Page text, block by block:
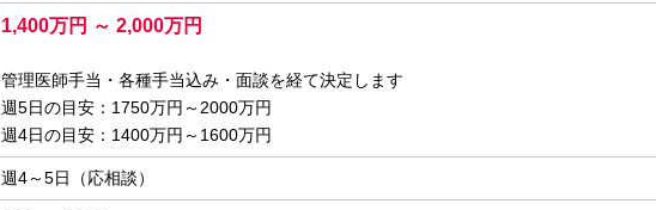
1,400万円 ～ 2,000万円
管理医師手当・各種手当込み・面談を経て決定します
週5日の目安：1750万円～2000万円
週4日の目安：1400万円～1600万円
週4～5日（応相談）